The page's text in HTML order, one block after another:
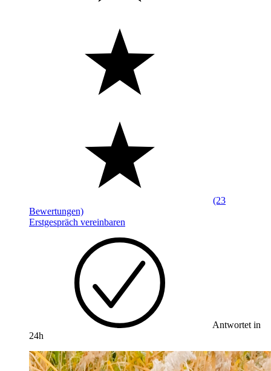
(23
Bewertungen)
Erstgespräch vereinbaren
Antwortet in
24h